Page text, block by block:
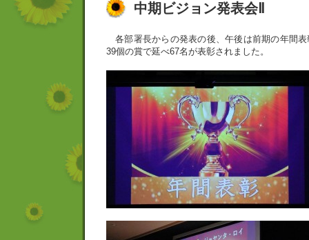
中期ビジョン発表会Ⅱ
各部署長からの発表の後、午後は前期の年間
39個の賞で延べ67名が表彰されました。